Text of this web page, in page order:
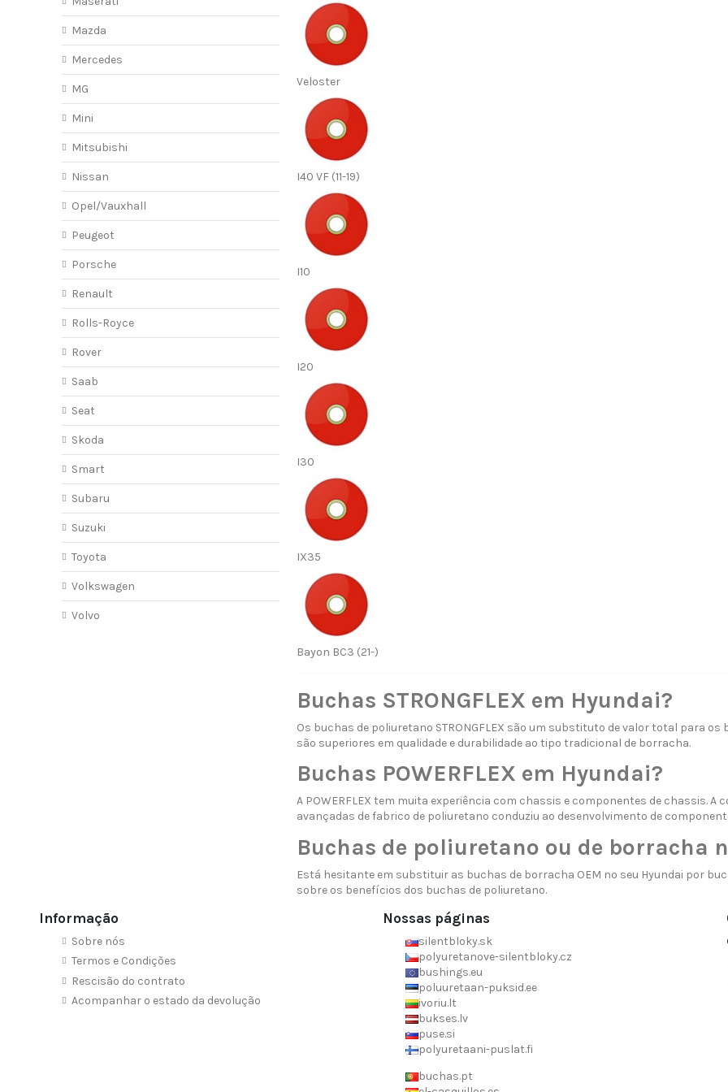
Veloster
I40 VF (11-19)
I10
I20
I30
IX35
Bayon BC3 (21-)
Buchas STRONGFLEX em Hyundai?
Os buchas de poliuretano STRONGFLEX são um substituto de valor total para
são superiores em qualidade e durabilidade ao tipo tradicional de borracha.
Buchas POWERFLEX em Hyundai?
A POWERFLEX tem muita experiência com chassis e componentes de chassis.
avançadas de fabrico de poliuretano conduziu ao desenvolvimento de
Buchas de poliuretano ou de borracha
Está hesitante em substituir as buchas de borracha OEM no seu Hyundai por
sobre os benefícios dos buchas de poliuretano.
Mazda
Mercedes
MG
Mini
Mitsubishi
Nissan
Opel/Vauxhall
Peugeot
Porsche
Renault
Rolls-Royce
Rover
Saab
Seat
Skoda
Smart
Subaru
Suzuki
Toyota
Volkswagen
Volvo
Informação
Sobre nós
Termos e Condições
Rescisão do contrato
Acompanhar o estado da devolução
Nossas páginas
silentbloky.sk
polyuretanove-silentbloky.cz
bushings.eu
poluuretaan-puksid.ee
ivoriu.lt
bukses.lv
puse.si
polyuretaani-puslat.fi
buchas.pt